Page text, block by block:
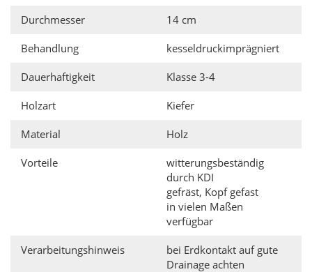
Durchmesser 14 cm
Behandlung kesseldruckimprägniert
Dauerhaftigkeit Klasse 3-4
Holzart Kiefer
Material Holz
Vorteile
witterungsbeständig
durch KDI
gefräst, Kopf gefast
in vielen Maßen
verfügbar
Verarbeitungshinweis
bei Erdkontakt auf gute
Drainage achten